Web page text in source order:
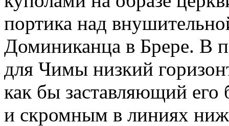
портика над
Доминиканца в Брере. В
для Чимы низкий
как бы заставляющий
и скромным в линиях